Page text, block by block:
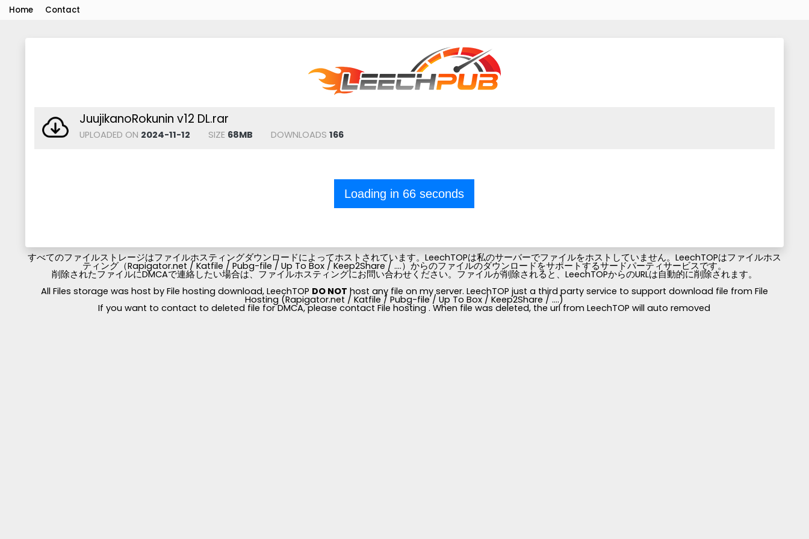
Home Contact
JuujikanoRokunin v12 DL.rar
UPLOADED ON 2024-11-12 SIZE 68MB DOWNLOADS 166
Loading in 66 seconds
すべてのファイルストレージはファイルホスティングダウンロードによってホストされています。LeechTOPは私のサーバーでファイルをホストしていません。LeechTOPはファイルホス
ティング（Rapigator.net / Katfile / Pubg-file / Up To Box / Keep2Share / ....）からのファイルのダウンロードをサポートするサードパーティサービスです。
削除されたファイルにDMCAで連絡したい場合は、ファイルホスティングにお問い合わせください。ファイルが削除されると、LeechTOPからのURLは自動的に削除されます。
All Files storage was host by File hosting download, LeechTOP DO NOT host any file on my server. LeechTOP just a third party service to support download file from File
Hosting (Rapigator.net / Katfile / Pubg-file / Up To Box / Keep2Share / ....)
If you want to contact to deleted file for DMCA, please contact File hosting . When file was deleted, the url from LeechTOP will auto removed